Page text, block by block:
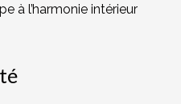
à l’harmonie intérieur